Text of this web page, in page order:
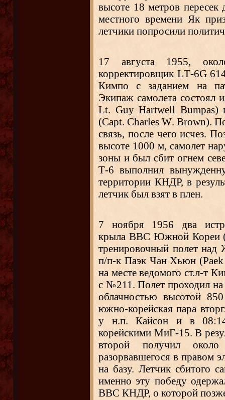
высоте 18 метров
местного времени Як
летчики попросили
17 августа 1955,
корректировщик LТ-6G
Кимпо с заданием на
Экипаж самолета состоял
Lt. Guy Hartwell Bumpas)
(Capt. Charles W. Brown).
связь, после чего исчез.
высоте 1000 м, самолет
зоны и был сбит огнем
Т-6 выполнил
территории КНДР, в
летчик был взят в плен.
7 ноября 1956 два
крыла ВВС Южной Кореи
тренировочный полет
п/п-к Паэк Чан Хьюн
на месте ведомого ст.л-т
с №211. Полет проходил
облачностью высотой
южно-корейская пара
у н.п. Кайсон и в 08:14
корейскими МиГ-15. В
второй получил
разорвавшегося в правом
на базу. Летчик сбитого
именно эту победу
ВВС КНДР, о которой